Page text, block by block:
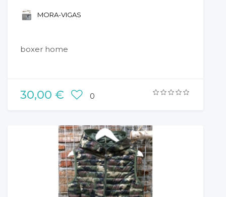
MORA-VIGAS
boxer home
30,00 € 0